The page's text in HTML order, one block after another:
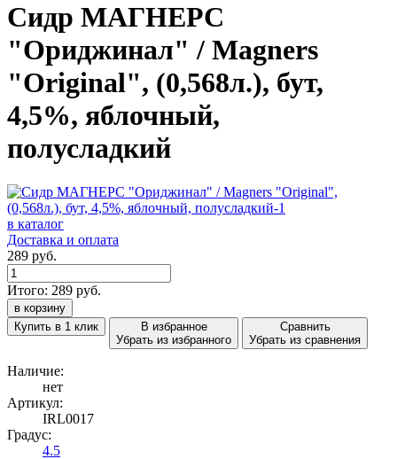
Сидр МАГНЕРС
"Ориджинал" / Magners
"Original", (0,568л.), бут,
4,5%, яблочный,
полусладкий
в каталог
Доставка и оплата
289 руб.
Итого: 289 руб.
в корзину
Купить в 1 клик
В избранное
Убрать из избранного
Сравнить
Убрать из сравнения
Наличие:
нет
Артикул:
IRL0017
Градус:
4.5